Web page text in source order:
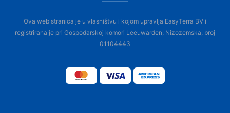
Ova web stranica je u vlasništvu i kojom upravlja EasyTerra BV i
registrirana je pri Gospodarskoj komori Leeuwarden, Nizozemska, broj
01104443